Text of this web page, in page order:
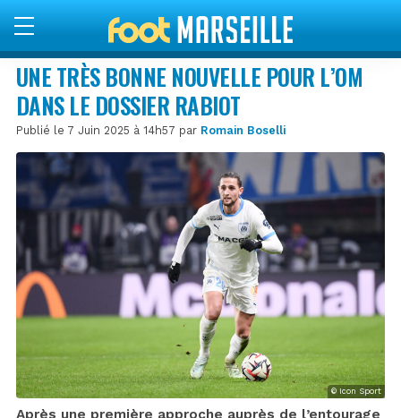
UNE TRÈS BONNE NOUVELLE POUR L’OM
DANS LE DOSSIER RABIOT
Publié le 7 Juin 2025 à 14h57 par Romain Boselli
© Icon Sport
Après une première approche auprès de l’entourage